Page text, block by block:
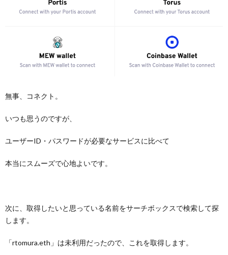
無事、コネクト。
いつも思うのですが、
ユーザーID・パスワードが必要なサービスに比べて
本当にスムーズで心地よいです。
次に、取得したいと思っている名前をサーチボックスで検索して探
します。
「rtomura.eth」は未利用だったので、これを取得します。